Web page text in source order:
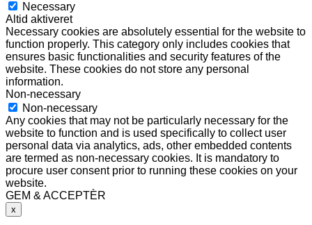
Necessary
Altid aktiveret
Necessary cookies are absolutely essential for the website to
function properly. This category only includes cookies that
ensures basic functionalities and security features of the
website. These cookies do not store any personal
information.
Non-necessary
Non-necessary
Any cookies that may not be particularly necessary for the
website to function and is used specifically to collect user
personal data via analytics, ads, other embedded contents
are termed as non-necessary cookies. It is mandatory to
procure user consent prior to running these cookies on your
website.
GEM & ACCEPTÈR
x